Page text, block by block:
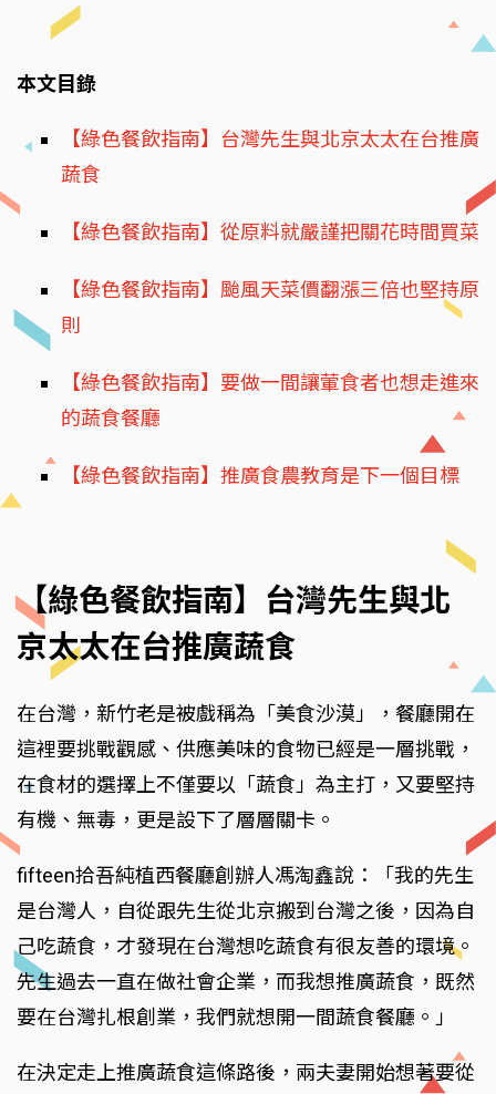
本文目錄
【綠色餐飲指南】台灣先生與北京太太在台推廣
蔬食
【綠色餐飲指南】從原料就嚴謹把關花時間買菜
【綠色餐飲指南】颱風天菜價翻漲三倍也堅持原
則
【綠色餐飲指南】要做一間讓葷食者也想走進來
的蔬食餐廳
【綠色餐飲指南】推廣食農教育是下一個目標
【綠色餐飲指南】台灣先生與北
京太太在台推廣蔬食
在台灣，新竹老是被戲稱為「美食沙漠」，餐廳開在
這裡要挑戰觀感、供應美味的食物已經是一層挑戰，
在食材的選擇上不僅要以「蔬食」為主打，又要堅持
有機、無毒，更是設下了層層關卡。
fifteen拾吾純植西餐廳創辦人馮淘鑫說：「我的先生
是台灣人，自從跟先生從北京搬到台灣之後，因為自
己吃蔬食，才發現在台灣想吃蔬食有很友善的環境。
先生過去一直在做社會企業，而我想推廣蔬食，既然
要在台灣扎根創業，我們就想開一間蔬食餐廳。」
在決定走上推廣蔬食這條路後，兩夫妻開始想著要從